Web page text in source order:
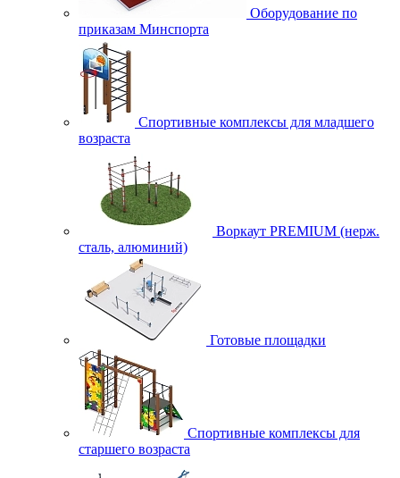
Оборудование по
приказам Минспорта
Спортивные комплексы для младшего
возраста
Воркаут PREMIUM (нерж.
сталь, алюминий)
Готовые площадки
Спортивные комплексы для
старшего возраста